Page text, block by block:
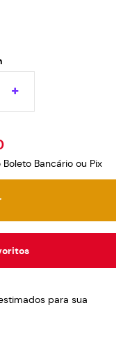
Boleto Bancário ou Pix
para sua